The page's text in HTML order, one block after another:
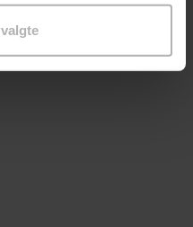
Helstad(innleser)